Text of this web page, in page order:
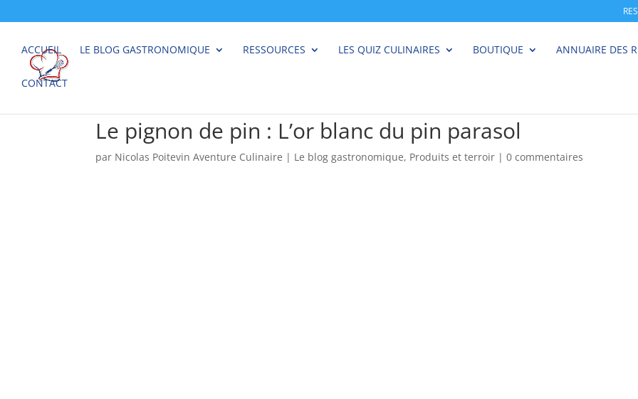
ACCUEIL LE BLOG GASTRONOMIQUE RESSOURCES LES QUIZ CULINAIRES BOUTIQUE ANNUAIRE DES
CONTACT
Le pignon de pin : L’or blanc du pin parasol
par Nicolas Poitevin Aventure Culinaire | Le blog gastronomique, Produits et terroir |0 commentaires